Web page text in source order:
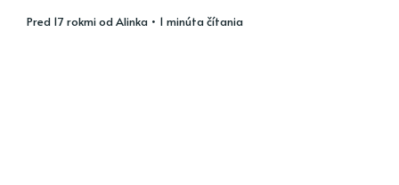
pred 17 rokmiodAlinka • 1 minúta čítania